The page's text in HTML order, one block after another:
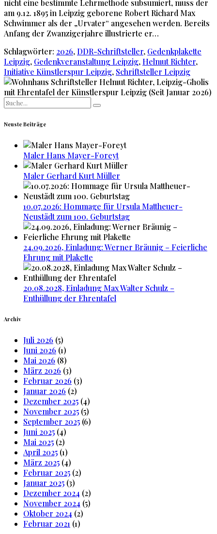
nicht eine bestimmte Lehrmethode subsumiert, muss der
am 9.12. 1895 in Leipzig geborene Robert Richard Max
Schwimmer als der „Urvater“ angesehen werden. Bereits
Anfang der Zwanzigerjahre illustrierte er…
Schlagwörter: 2026, DDR-Schriftsteller, Gedenkplakette
Leipzig, Gedenkveranstaltung Leipzig, Helmut Richter,
Initiative Künstlerspur Leipzig, Schriftsteller Leipzig
Search
Neuste Beiträge
Maler Hans Mayer-Foreyt
Maler Gerhard Kurt Müller
10.07.2026: Hommage für Ursula Mattheuer-
Neustädt zum 100. Geburtstag
24.09.2026, Einladung: Werner Bräunig – Feierliche
Ehrung mit Plakette
20.08.2028, Einladung Max Walter Schulz –
Enthüllung der Ehrentafel
Archiv
Juli 2026 (5)
Juni 2026 (1)
Mai 2026 (8)
März 2026 (3)
Februar 2026 (3)
Januar 2026 (2)
Dezember 2025 (4)
November 2025 (5)
September 2025 (6)
Juni 2025 (4)
Mai 2025 (2)
April 2025 (1)
März 2025 (4)
Februar 2025 (2)
Januar 2025 (3)
Dezember 2024 (2)
November 2024 (5)
Oktober 2024 (2)
Februar 2021 (1)